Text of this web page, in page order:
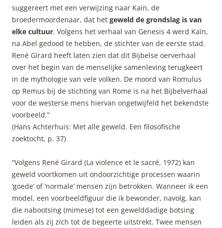
suggereert met een verwijzing naar Kaïn, de
broedermoordenaar, dat het geweld de grondslag is van
elke cultuur. Volgens het verhaal van Genesis 4 werd Kaïn,
na Abel gedood te hebben, de stichter van de eerste stad.
René Girard heeft laten zien dat dit Bijbelse oerverhaal
over het begin van de menselijke samenleving terugkeert
in de mythologie van vele volken. De moord van Romulus
op Remus bij de stichting van Rome is na het Bijbelverhaal
voor de westerse mens hiervan ongetwijfeld het bekendste
voorbeeld.”
(Hans Achterhuis: Met alle geweld. Een filosofische
zoektocht, p. 37)
“Volgens René Girard (La violence et le sacré, 1972) kan
geweld voortkomen uit ondoorzichtige processen waarin
‘goede’ of ‘normale’ mensen zijn betrokken. Wanneer ik een
model, een voorbeeldfiguur die ik bewonder, navolg, kan
die nabootsing (mimese) tot een gewelddadige botsing
leiden als zij zich tot de begeerte uitstrekt. Twee mensen